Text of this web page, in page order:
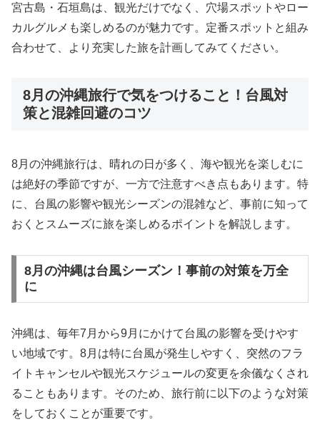
宮古島・石垣島は、観光だけでなく、穴場スポットやロー
カルグルメも楽しめるのが魅力です。定番スポットと組み
合わせて、より充実した旅を計画してみてください。
8月の沖縄旅行で気をつけること！台風対
策と混雑回避のコツ
8月の沖縄旅行は、晴れの日が多く、海や観光を楽しむに
は絶好の季節ですが、一方で注意すべき点もあります。特
に、台風の影響や観光シーズンの混雑など、事前に知って
おくとスムーズに旅を楽しめるポイントを解説します。
8月の沖縄は台風シーズン！事前の対策を万全
に
沖縄は、毎年7月から9月にかけて台風の影響を受けやす
い地域です。8月は特に台風が発生しやすく、突然のフラ
イトキャンセルや観光スケジュールの変更を余儀なくされ
ることもあります。そのため、旅行前に以下のような対策
をしておくことが重要です。